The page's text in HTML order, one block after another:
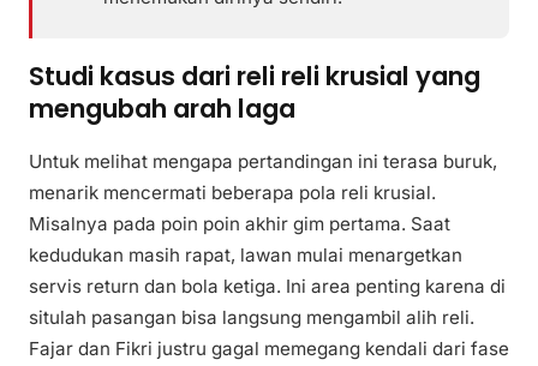
Studi kasus dari reli reli krusial yang
mengubah arah laga
Untuk melihat mengapa pertandingan ini terasa buruk,
menarik mencermati beberapa pola reli krusial.
Misalnya pada poin poin akhir gim pertama. Saat
kedudukan masih rapat, lawan mulai menargetkan
servis return dan bola ketiga. Ini area penting karena di
situlah pasangan bisa langsung mengambil alih reli.
Fajar dan Fikri justru gagal memegang kendali dari fase